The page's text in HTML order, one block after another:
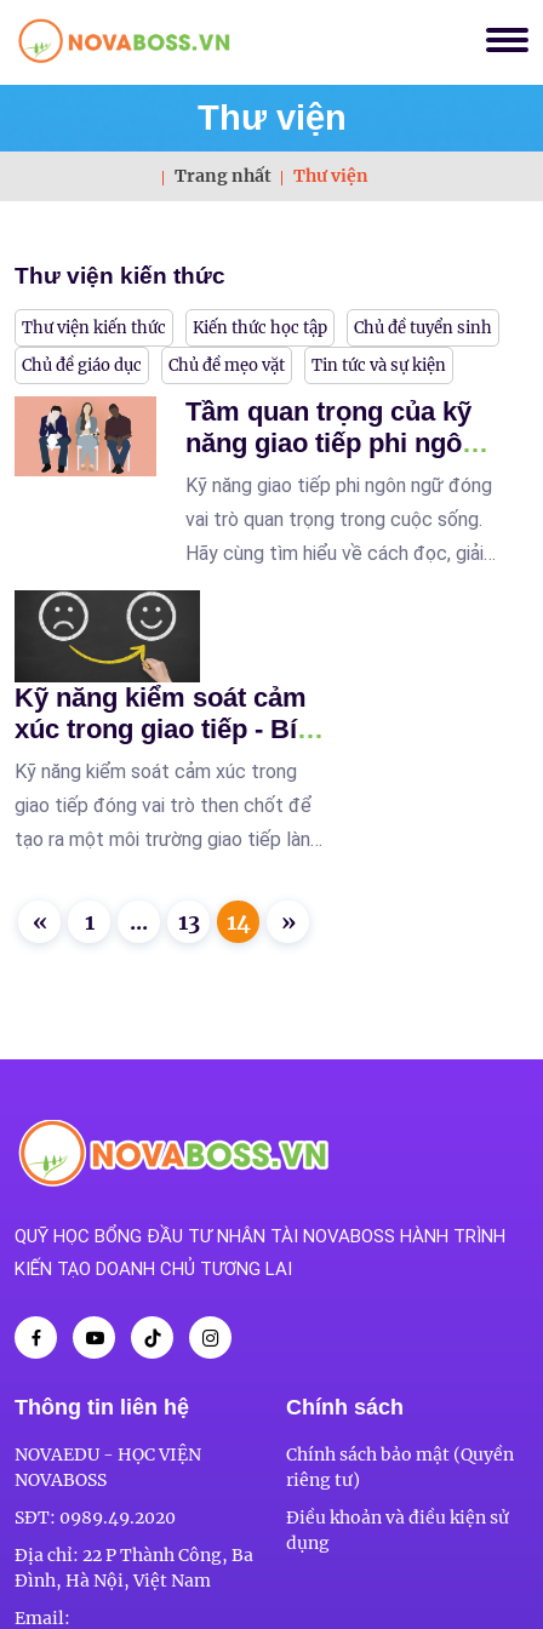
Thư viện
Trang nhất Thư viện
Thư viện kiến thức
Thư viện kiến thức Kiến thức học tập
Chủ đề tuyển sinh
Chủ đề giáo dục
Chủ đề mẹo vặt Tin tức và sự kiện
Tầm quan trọng của kỹ
năng giao tiếp phi ngôn
ngữ
Kỹ năng giao tiếp phi ngôn ngữ đóng
vai trò quan trọng trong cuộc sống.
Hãy cùng tìm hiểu về cách đọc, giải
mã và áp dụng hiệu quả kỹ năng này
Kỹ năng kiểm soát cảm
xúc trong giao tiếp - Bí
quyết thành công trong
mọi tình huống
Kỹ năng kiểm soát cảm xúc trong
giao tiếp đóng vai trò then chốt để
tạo ra một môi trường giao tiếp lành
« 1 ... 13 14 »
QUỸ HỌC BỔNG ĐẦU TƯ NHÂN TÀI NOVABOSS HÀNH TRÌNH
KIẾN TẠO DOANH CHỦ TƯƠNG LAI
Thông tin liên hệ
NOVAEDU - HỌC VIỆN
NOVABOSS
SĐT: 0989.49.2020
Địa chỉ: 22 P Thành Công, Ba
Đình, Hà Nội, Việt Nam
Email:
Chính sách
Chính sách bảo mật (Quyền
riêng tư)
Điều khoản và điều kiện sử
dụng